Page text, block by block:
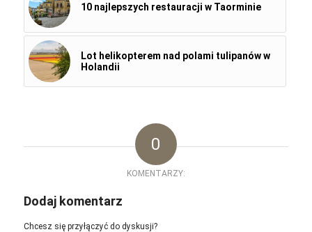
10 najlepszych restauracji w Taorminie
Lot helikopterem nad polami tulipanów w
Holandii
0
KOMENTARZY:
Dodaj komentarz
Chcesz się przyłączyć do dyskusji?